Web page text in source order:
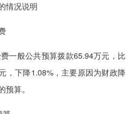
情况说明
一般公共预算拨款65.94万元，比
，下降1.08%，主要原因为财政降
算。